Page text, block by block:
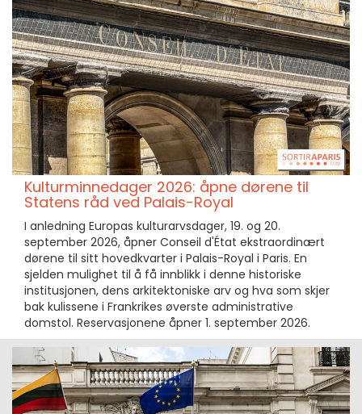
Kulturminnedager 2026: åpne dørene til
Statens råd ved Palais-Royal
I anledning Europas kulturarvsdager, 19. og 20.
september 2026, åpner Conseil d'État ekstraordinært
dørene til sitt hovedkvarter i Palais-Royal i Paris. En
sjelden mulighet til å få innblikk i denne historiske
institusjonen, dens arkitektoniske arv og hva som skjer
bak kulissene i Frankrikes øverste administrative
domstol. Reservasjonene åpner 1. september 2026.